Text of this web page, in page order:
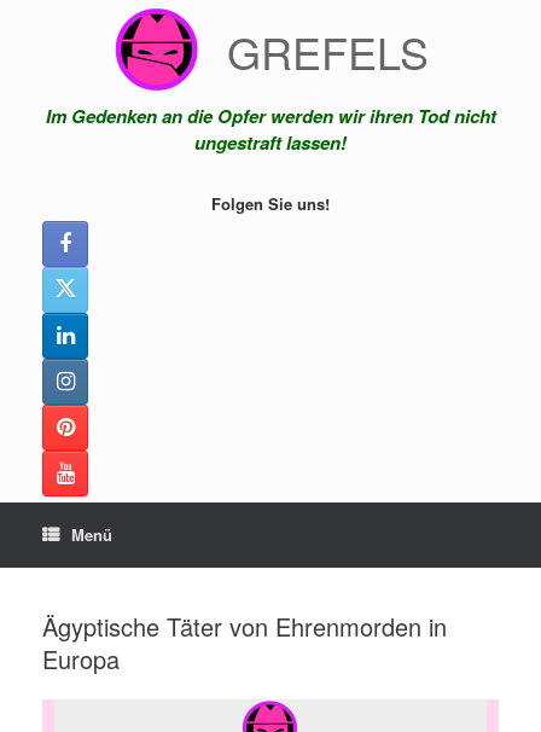
GREFELS
Im Gedenken an die Opfer werden wir ihren Tod nicht
ungestraft lassen!
Folgen Sie uns!
Menü
Ägyptische Täter von Ehrenmorden in
Europa